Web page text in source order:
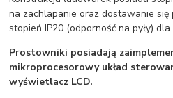
na zachlapanie oraz dostawanie się
stopień IP20 (odporność na pyły)
Prostowniki posiadają
mikroprocesorowy układ
wyświetlacz LCD.